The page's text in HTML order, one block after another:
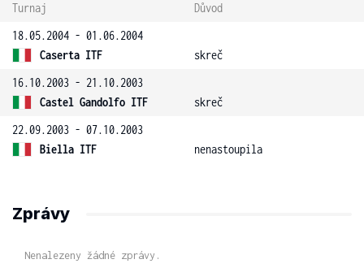
Turnaj
Důvod
18.05.2004 - 01.06.2004
Caserta ITF
skreč
16.10.2003 - 21.10.2003
Castel Gandolfo ITF
skreč
22.09.2003 - 07.10.2003
Biella ITF
nenastoupila
Zprávy
Nenalezeny žádné zprávy.